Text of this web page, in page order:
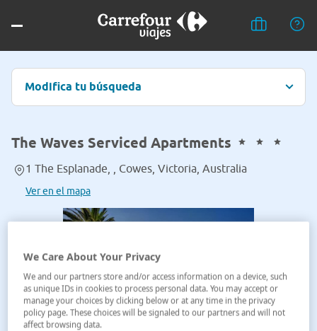
Modifica tu búsqueda
The Waves Serviced Apartments
1 The Esplanade, , Cowes, Victoria, Australia
Ver en el mapa
We Care About Your Privacy
We and our partners store and/or access information on a device, such
as unique IDs in cookies to process personal data. You may accept or
manage your choices by clicking below or at any time in the privacy
policy page. These choices will be signaled to our partners and will not
affect browsing data.